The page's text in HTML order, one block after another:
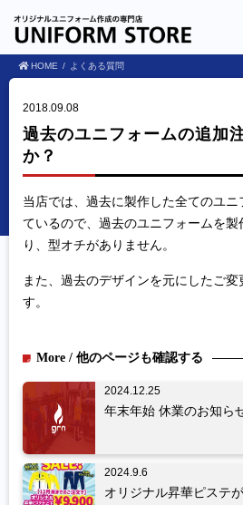
HOME よくある質問
2018.09.08
過去のユニフォームの追加
か？
当店では、過去に製作した全てのユ
ているので、過去のユニフォームを
り、型オチがありません。
また、過去のデザインを元にしたご
す。
More / 他のページも確認する
2024.12.25
年末年始 休業のお知ら
2024.9.6
オリジナル昇華ピステ